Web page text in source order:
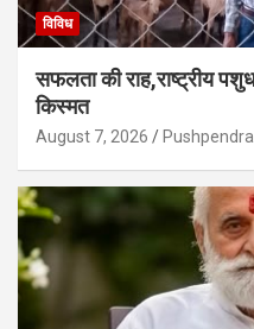
विविध
सफलता की राह,राष्ट्रीय
किस्मत
August 7, 2026